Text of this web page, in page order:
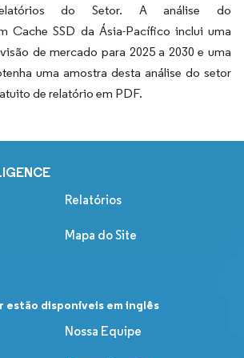
do Setor. A análise do
Cache SSD da Ásia-Pacífico inclui uma
de mercado para 2025 a 2030 e uma
uma amostra desta análise do setor
de relatório em PDF.
Relatórios
Mapa do Site
estão disponíveis em inglês
Nossa Equipe